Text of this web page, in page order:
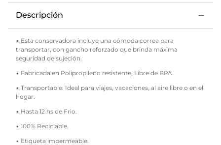
Descripción
• Esta conservadora incluye una cómoda correa para
transportar, con gancho reforzado que brinda máxima
seguridad de sujeción.
• Fabricada en Polipropileno resistente, Libre de BPA.
• Transportable: Ideal para viajes, vacaciones, al aire libre o en el
hogar.
• Hasta 12 hs de Frio.
• 100% Reciclable.
• Etiqueta impermeable.